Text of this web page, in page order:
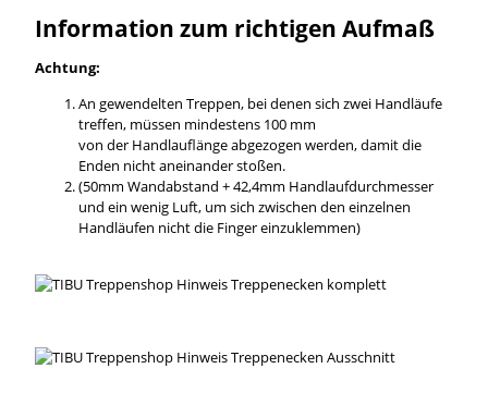
Information zum richtigen Aufmaß
Achtung:
An gewendelten Treppen, bei denen sich zwei Handläufe
treffen, müssen mindestens 100 mm
von der Handlauflänge abgezogen werden, damit die
Enden nicht aneinander stoßen.
(50mm Wandabstand + 42,4mm Handlaufdurchmesser
und ein wenig Luft, um sich zwischen den einzelnen
Handläufen nicht die Finger einzuklemmen)